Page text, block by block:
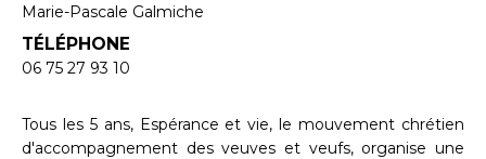
Marie-Pascale Galmiche
TÉLÉPHONE
06 75 27 93 10
Tous les 5 ans, Espérance et vie, le mouvement chrétien
d'accompagnement des veuves et veufs, organise une